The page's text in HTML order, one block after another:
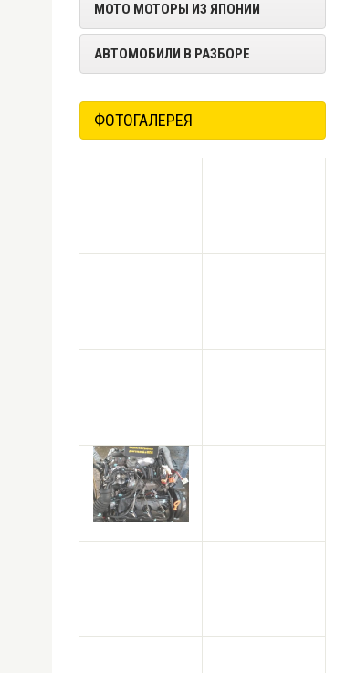
МОТО МОТОРЫ ИЗ ЯПОНИИ
АВТОМОБИЛИ В РАЗБОРЕ
ФОТОГАЛЕРЕЯ